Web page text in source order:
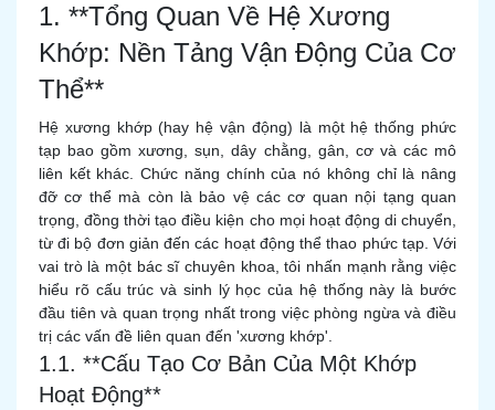
1. **Tổng Quan Về Hệ Xương
Khớp: Nền Tảng Vận Động Của Cơ
Thể**
Hệ xương khớp (hay hệ vận động) là một hệ thống phức
tạp bao gồm xương, sụn, dây chằng, gân, cơ và các mô
liên kết khác. Chức năng chính của nó không chỉ là nâng
đỡ cơ thể mà còn là bảo vệ các cơ quan nội tạng quan
trọng, đồng thời tạo điều kiện cho mọi hoạt động di chuyển,
từ đi bộ đơn giản đến các hoạt động thể thao phức tạp. Với
vai trò là một bác sĩ chuyên khoa, tôi nhấn mạnh rằng việc
hiểu rõ cấu trúc và sinh lý học của hệ thống này là bước
đầu tiên và quan trọng nhất trong việc phòng ngừa và điều
trị các vấn đề liên quan đến 'xương khớp'.
1.1. **Cấu Tạo Cơ Bản Của Một Khớp
Hoạt Động**